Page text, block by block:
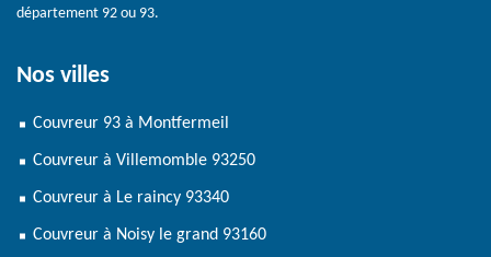
département 92 ou 93.
Nos villes
Couvreur 93 à Montfermeil
Couvreur à Villemomble 93250
Couvreur à Le raincy 93340
Couvreur à Noisy le grand 93160